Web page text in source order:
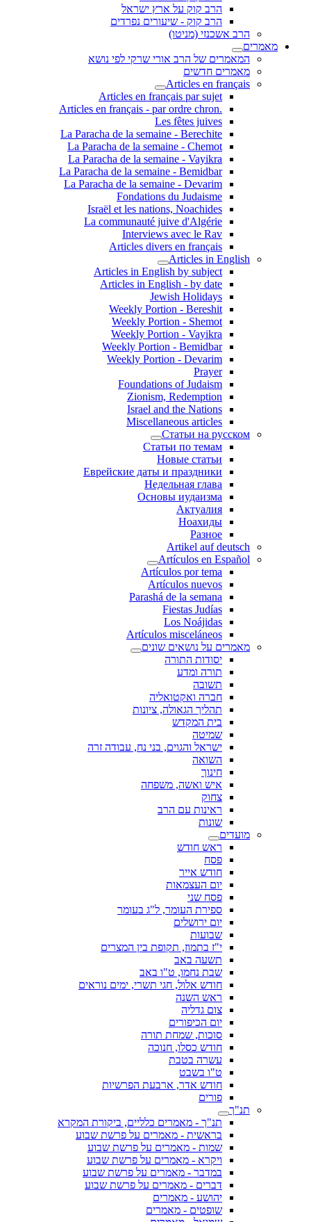
הרב קוק על ארץ ישראל
הרב קוק - שיעורים נפרדים
הרב אשכנזי (מניטו)
מאמרים
המאמרים של הרב אורי שרקי לפי נושא
מאמרים חדשים
Articles en français
Articles en français par sujet
.Articles en français - par ordre chron
Les fêtes juives
La Paracha de la semaine - Berechite
La Paracha de la semaine - Chemot
La Paracha de la semaine - Vayikra
La Paracha de la semaine - Bemidbar
La Paracha de la semaine - Devarim
Fondations du Judaisme
Israël et les nations, Noachides
La communauté juive d'Algérie
Interviews avec le Rav
Articles divers en français
Articles in English
Articles in English by subject
Articles in English - by date
Jewish Holidays
Weekly Portion - Bereshit
Weekly Portion - Shemot
Weekly Portion - Vayikra
Weekly Portion - Bemidbar
Weekly Portion - Devarim
Prayer
Foundations of Judaism
Zionism, Redemption
Israel and the Nations
Miscellaneous articles
Статьи на русском
Статьи по темам
Новые статьи
Еврейские даты и праздники
Недельная глава
Основы иудаизма
Актуалия
Ноахиды
Разное
Artikel auf deutsch
Artículos en Español
Artículos por tema
Artículos nuevos
Parashá de la semana
Fiestas Judías
Los Noájidas
Artículos misceláneos
מאמרים על נושאים שונים
יסודות התורה
תורה ומדע
תשובה
חברה ואקטואליה
תהליך הגאולה, ציונות
בית המקדש
שמיטה
ישראל והגוים, בני נח, עבודה זרה
השואה
חינוך
איש ואשה, משפחה
צחוק
ראינות עם הרב
שונות
מועדים
ראש חודש
פסח
חודש אייר
יום העצמאות
פסח שני
ספירת העומר, ל"ג בעומר
יום ירושלים
שבועות
י"ז בתמוז, תקופת בין המצרים
תשעה באב
שבת נחמו, ט"ו באב
חודש אלול, חגי תשרי, ימים נוראים
ראש השנה
צום גדליה
יום הכיפורים
סוכות, שמחת תורה
חודש כסלו, חנוכה
עשרה בטבת
ט"ו בשבט
חודש אדר, ארבעת הפרשיות
פורים
תנ"ך
תנ"ך - מאמרים כלליים, ביקורת המקרא
בראשית - מאמרים על פרשת שבוע
שמות - מאמרים על פרשת שבוע
ויקרא - מאמרים על פרשת שבוע
במדבר - מאמרים על פרשת שבוע
דברים - מאמרים על פרשת שבוע
יהושע - מאמרים
שופטים - מאמרים